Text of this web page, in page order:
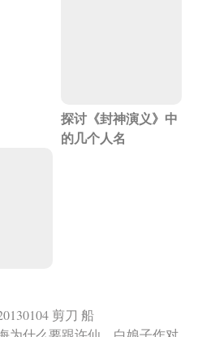
探讨《封神演义》中
的几个人名
剪刀 船